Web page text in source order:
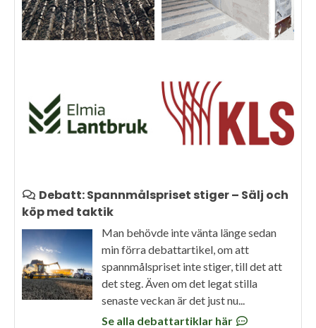
Debatt: Spannmålspriset stiger – Sälj och
köp med taktik
Man behövde inte vänta länge sedan
min förra debattartikel, om att
spannmålspriset inte stiger, till det att
det steg. Även om det legat stilla
senaste veckan är det just nu...
Se alla debattartiklar här